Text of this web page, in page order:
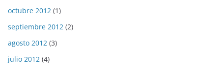
octubre 2012 (1)
septiembre 2012 (2)
agosto 2012 (3)
julio 2012 (4)